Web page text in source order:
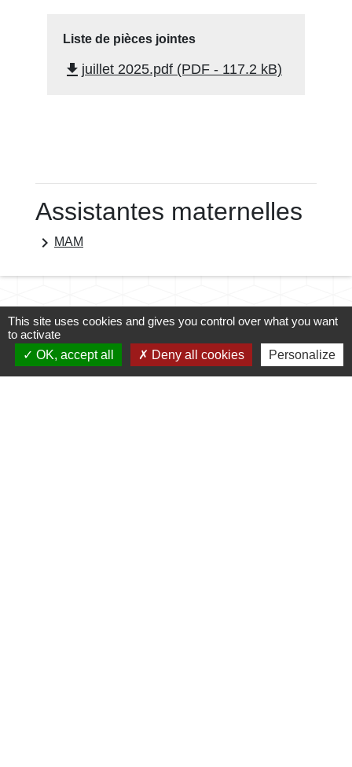
Liste de pièces jointes
file_download juillet 2025.pdf (PDF - 117.2 kB)
Assistantes maternelles
keyboard_arrow_right MAM
This site uses cookies and gives you control over what you want
to activate
OK, accept all
Deny all cookies Personalize